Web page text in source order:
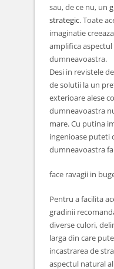
sau, de ce nu, un
strategic. Toate
imaginatie
amplifica
dumneavoastra.
Desi in revistele
de solutii la un
exterioare alese
dumneavoastra
mare. Cu putina
ingenioase puteti
dumneavoastra
face ravagii in
Pentru a facilita
gradinii
diverse culori,
larga din care
incastrarea de
aspectul natural